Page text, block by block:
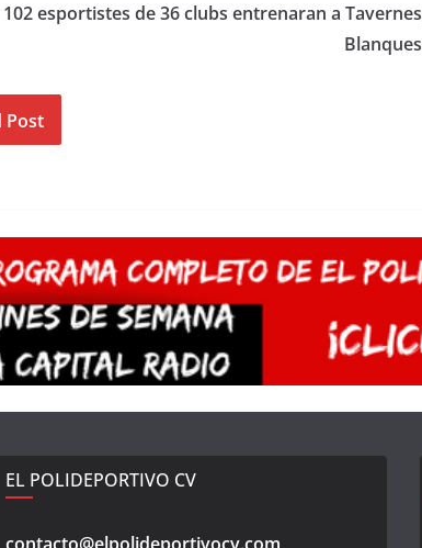
102 esportistes de 36 clubs entrenaran a Tavernes
Blanques
Post
EL POLIDEPORTIVO CV
contacto@elpolideportivocv.com